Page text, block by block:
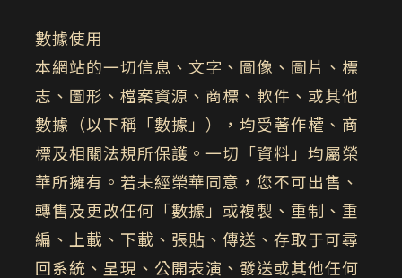
數據使用
本網站的一切信息、文字、圖像、圖片、標
志、圖形、檔案資源、商標、軟件、或其他
數據（以下稱「數據」），均受著作權、商
標及相關法規所保護。一切「資料」均屬榮
華所擁有。若未經榮華同意，您不可出售、
轉售及更改任何「數據」或複製、重制、重
編、上載、下載、張貼、傳送、存取于可尋
回系統、呈現、公開表演、發送或其他任何